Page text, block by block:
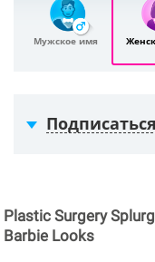
Мужское имя
Plastic Surgery
Barbie Looks